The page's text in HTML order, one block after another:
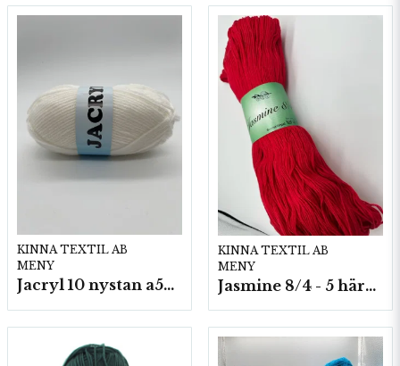
KINNA TEXTIL AB
MENY
Jacryl 10 nystan a50g./fp.
KINNA TEXTIL AB
MENY
Jasmine 8/4 - 5 härvor a200g./fp.